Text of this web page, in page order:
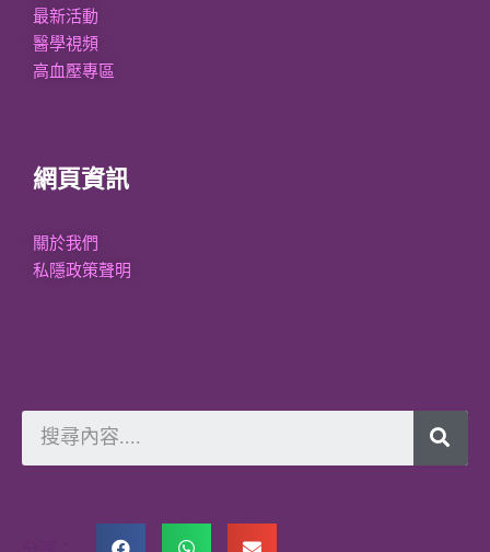
最新活動
醫學視頻
高血壓專區
網頁資訊
關於我們
私隱政策聲明